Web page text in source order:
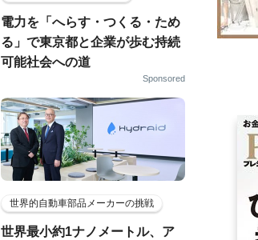
電力を「へらす・つくる・ため
る」で東京都と企業が歩む持続
可能社会への道
Sponsored
世界的自動車部品メーカーの挑戦
世界最小約1ナノメートル、ア